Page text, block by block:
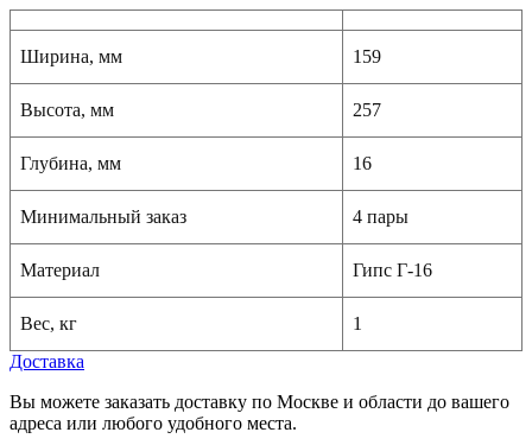
Ширина, мм 159
Высота, мм 257
Глубина, мм 16
Минимальный заказ 4 пары
Материал Гипс Г-16
Вес, кг
1
Доставка
Вы можете заказать доставку по Москве и области до вашего
адреса или любого удобного места.